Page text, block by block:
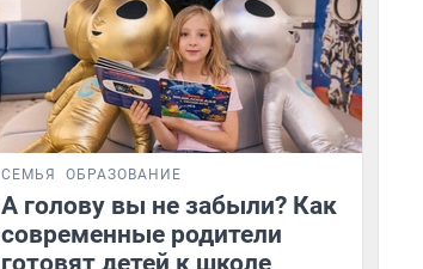
СЕМЬЯ ОБРАЗОВАНИЕ
А голову вы не забыли? Как
современные родители
готовят детей к школе